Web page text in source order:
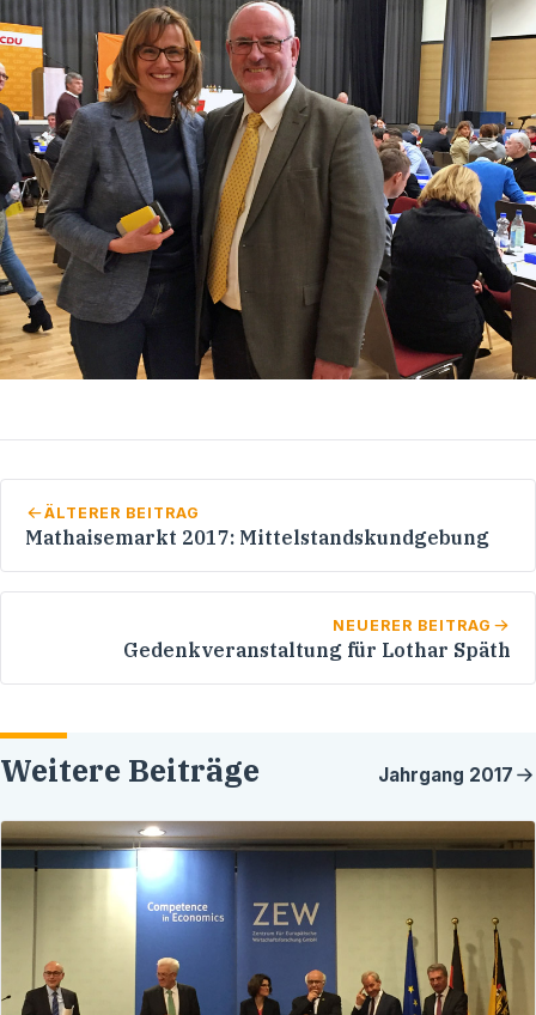
ÄLTERER BEITRAG
Mathaisemarkt 2017: Mittelstandskundgebung
NEUERER BEITRAG
Gedenkveranstaltung für Lothar Späth
Weitere Beiträge Jahrgang 2017